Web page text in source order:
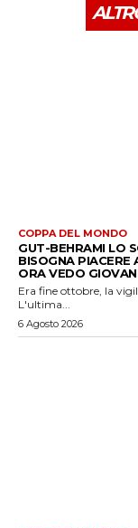
COPPA DEL MONDO
GUT-BEHRAMI LO
BISOGNA PIACERE
ORA VEDO
Era fine ottobre, la
L'ultima...
6 Agosto 2026